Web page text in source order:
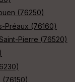
(76250)
Préaux (76160)
Pierre (76520)
(76150)